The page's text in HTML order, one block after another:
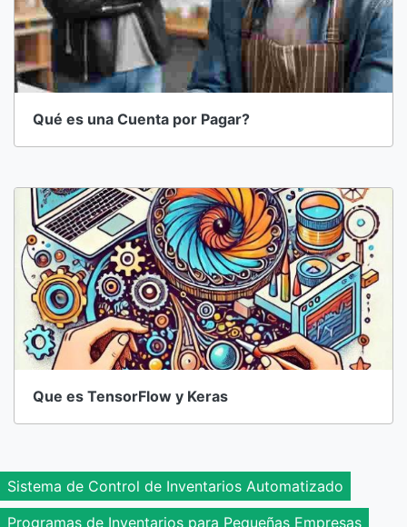
Qué es una Cuenta por Pagar?
Que es TensorFlow y Keras
Sistema de Control de Inventarios Automatizado
Programas de Inventarios para Pequeñas Empresas